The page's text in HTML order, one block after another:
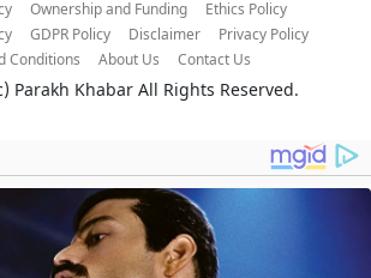
Ownership and Funding
Ethics Policy
GDPR Policy Disclaimer
Privacy Policy
Conditions
About Us Contact Us
Parakh Khabar All Rights Reserved.